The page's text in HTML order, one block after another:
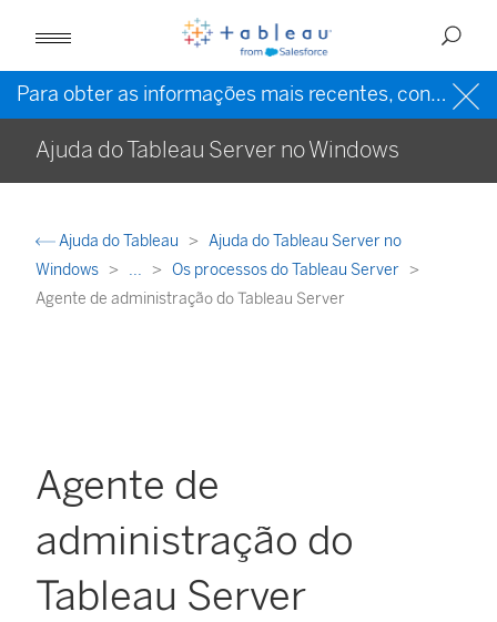
Para obter as informações mais recentes, consulte a
Ajuda do Tableau Server no Windows
Ajuda do Tableau
Ajuda do Tableau Server no
Windows
...
Os processos do Tableau Server
Agente de administração do Tableau Server
Agente de
administração do
Tableau Server